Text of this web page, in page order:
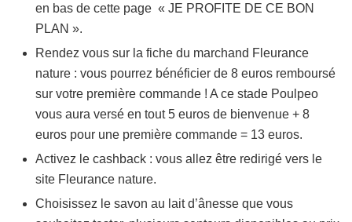
en bas de cette page « JE PROFITE DE CE BON
PLAN ».
Rendez vous sur la fiche du marchand Fleurance
nature : vous pourrez bénéficier de 8 euros remboursé
sur votre première commande ! A ce stade Poulpeo
vous aura versé en tout 5 euros de bienvenue + 8
euros pour une première commande = 13 euros.
Activez le cashback : vous allez être redirigé vers le
site Fleurance nature.
Choisissez le savon au lait d’ânesse que vous